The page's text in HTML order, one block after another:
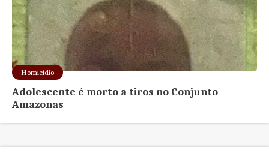
Homicídio
Adolescente é morto a tiros no Conjunto
Amazonas